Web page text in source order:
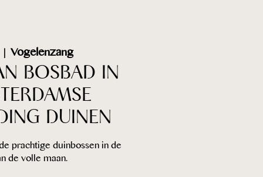
|
Vogelenzang
BOSBAD IN
DUINEN
prachtige duinbossen in de
de volle maan.